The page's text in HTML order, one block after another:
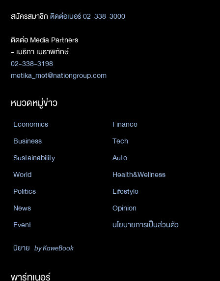
สมัครสมาชิกติดต่อเบอร์ 02-338-3000
ติดต่อ Media Partners
- เมธิกา เมธาพิทักษ์
02-338-3198
metika_met@nationgroup.com
หมวดหมู่ข่าว
Economics
Finance
Business
Tech
Sustainability
Auto
World
Health&Wellness
Politics
Lifestyle
News
Opinion
Event
นโยบายการเป็นส่วนตัว
นิยาย by KaweBook
พาร์ทเนอร์